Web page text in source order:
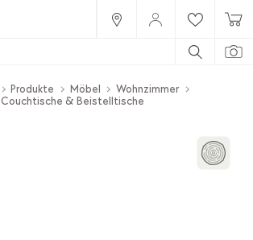
Produkte Möbel
Wohnzimmer
Couchtische & Beistelltische